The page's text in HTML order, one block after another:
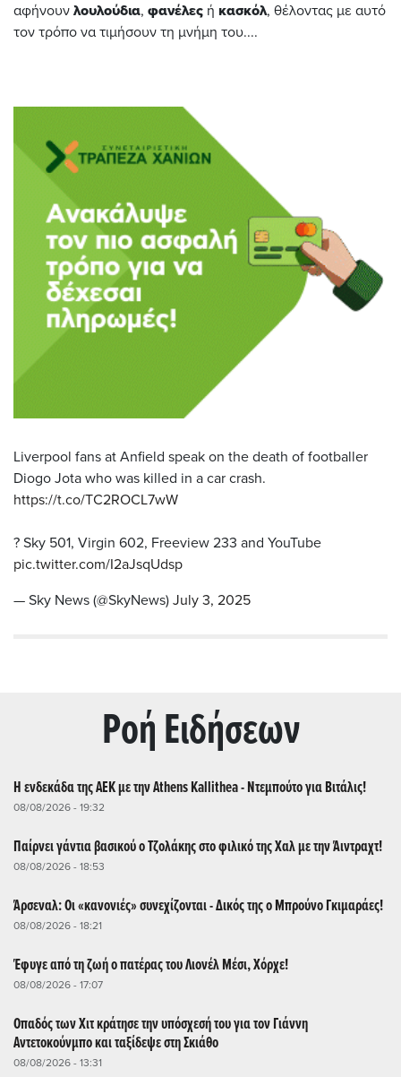
αφήνουν λουλούδια, φανέλες ή κασκόλ, θέλοντας με αυτό
τον τρόπο να τιμήσουν τη μνήμη του....
Liverpool fans at Anfield speak on the death of footballer
Diogo Jota who was killed in a car crash.
https://t.co/TC2ROCL7wW
? Sky 501, Virgin 602, Freeview 233 and YouTube
pic.twitter.com/I2aJsqUdsp
— Sky News (@SkyNews) July 3, 2025
Ρoή Ειδήσεων
Η ενδεκάδα της ΑΕΚ με την Athens Kallithea - Ντεμπούτο για Βιτάλις!
08/08/2026 - 19:32
Παίρνει γάντια βασικού ο Τζολάκης στο φιλικό της Χαλ με την Άιντραχτ!
08/08/2026 - 18:53
Άρσεναλ: Οι «κανονιές» συνεχίζονται - Δικός της ο Μπρούνο Γκιμαράες!
08/08/2026 - 18:21
Έφυγε από τη ζωή ο πατέρας του Λιονέλ Μέσι, Χόρχε!
08/08/2026 - 17:07
Οπαδός των Χιτ κράτησε την υπόσχεσή του για τον Γιάννη
Αντετοκούνμπο και ταξίδεψε στη Σκιάθο
08/08/2026 - 13:31